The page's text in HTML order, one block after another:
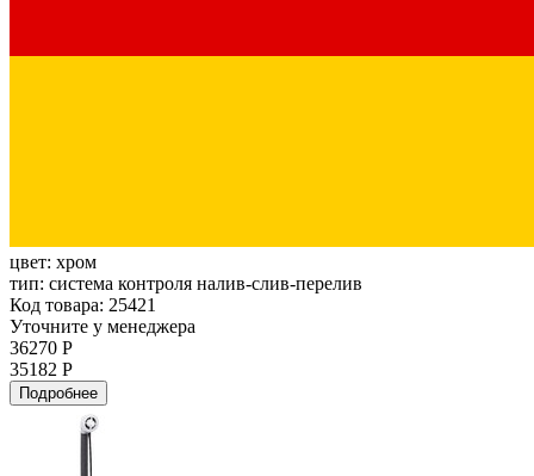
цвет: хром
тип: система контроля налив-слив-перелив
Код товара: 25421
Уточните у менеджера
36270 Р
35182 Р
Подробнее